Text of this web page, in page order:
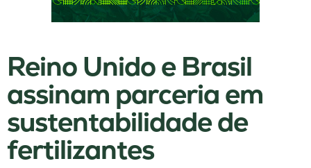
Reino Unido e Brasil
assinam parceria em
sustentabilidade de
fertilizantes